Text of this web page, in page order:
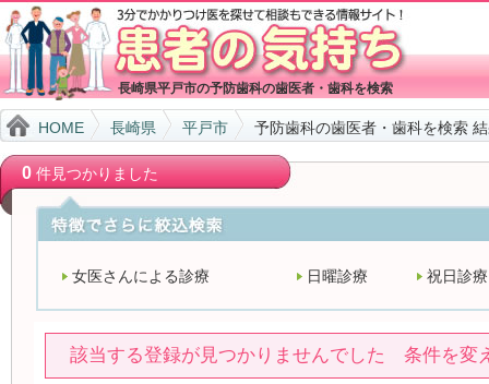
長崎県平戸市の予防歯科の歯医者・歯科を検索
HOME 長崎県 平戸市 予防歯科の歯医者・歯科を検索
0件見つかりました
女医さんによる診療 日曜診療 祝日診療
該当する登録が見つかりませんでした 条件を